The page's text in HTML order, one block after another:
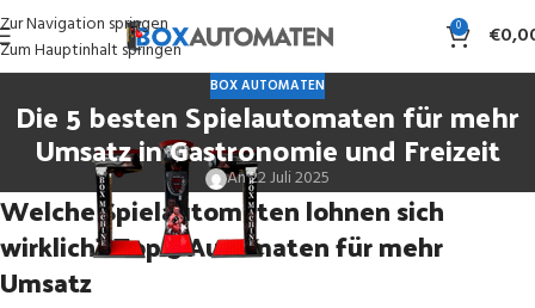
Zur Navigation springen
Zum Hauptinhalt springen
0 €
BOX AUTOMATEN
Die 5 besten Spielautomaten für mehr
Umsatz in Gastronomie und Freizeit
An 22 Juli 2025
Welche Spielautomaten lohnen sich
wirklich? Top 5 Automaten für mehr
Umsatz